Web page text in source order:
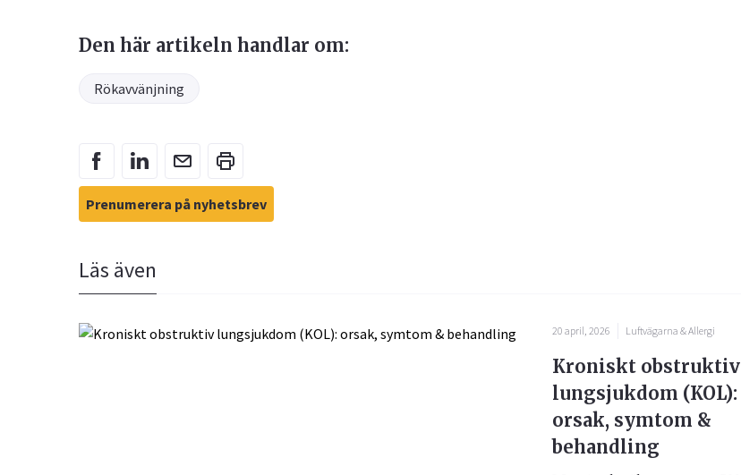
Den här artikeln handlar om:
Rökavvänjning
Prenumerera på nyhetsbrev
Läs även
20 april, 2026 Luftvägarna & Allergi
Kroniskt obstruktiv
lungsjukdom (KOL):
orsak, symtom &
behandling